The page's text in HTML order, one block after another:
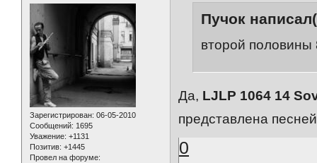
Зарегистрирован: 06-05-2010
Сообщений: 1695
Уважение: +1131
Позитив: +1445
Провел на форуме:
Пучок
второй половины
Да, LJLP 1064 14
представлена
0